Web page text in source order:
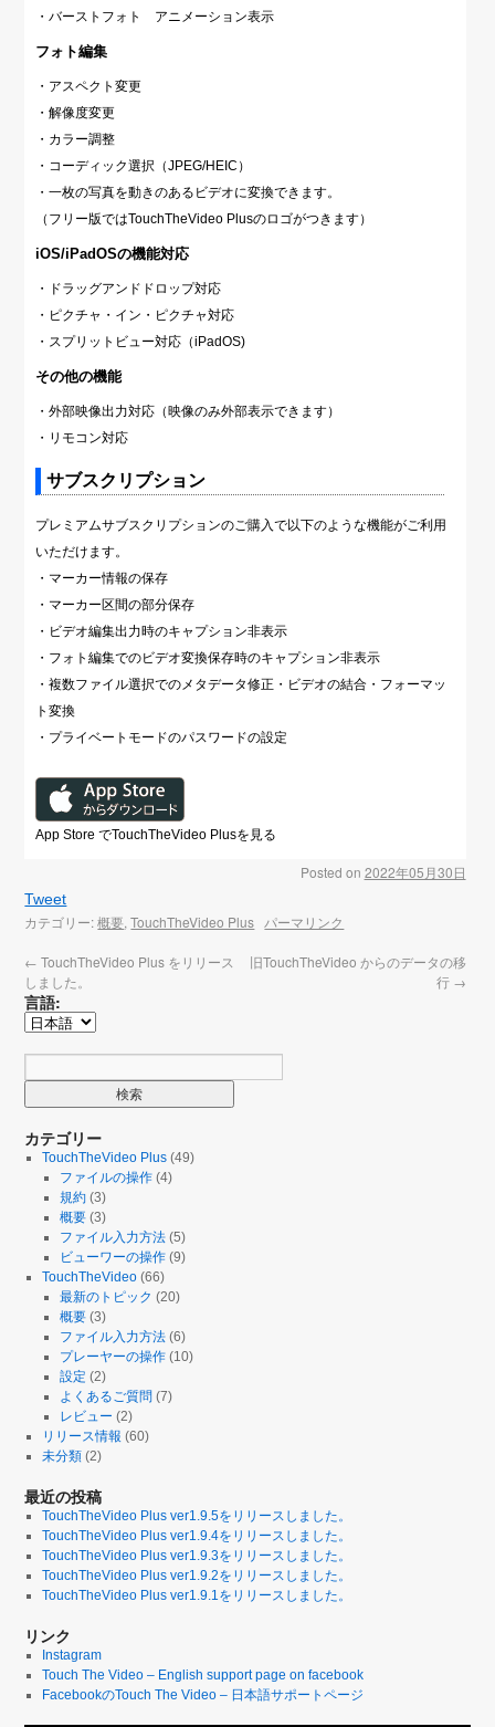
・バーストフォト アニメーション表示
フォト編集
・アスペクト変更
・解像度変更
・カラー調整
・コーディック選択（JPEG/HEIC）
・一枚の写真を動きのあるビデオに変換できます。
（フリー版ではTouchTheVideo Plusのロゴがつきます）
iOS/iPadOSの機能対応
・ドラッグアンドドロップ対応
・ピクチャ・イン・ピクチャ対応
・スプリットビュー対応（iPadOS)
その他の機能
・外部映像出力対応（映像のみ外部表示できます）
・リモコン対応
サブスクリプション
プレミアムサブスクリプションのご購入で以下のような機能がご利用
いただけます。
・マーカー情報の保存
・マーカー区間の部分保存
・ビデオ編集出力時のキャプション非表示
・フォト編集でのビデオ変換保存時のキャプション非表示
・複数ファイル選択でのメタデータ修正・ビデオの結合・フォーマッ
ト変換
・プライベートモードのパスワードの設定
App Store でTouchTheVideo Plusを見る
Posted on 2022年05月30日
Tweet
カテゴリー:概要,TouchTheVideo Plus パーマリンク
← TouchTheVideo Plus をリリース
しました。
旧TouchTheVideo からのデータの移
行 →
言語:
カテゴリー
TouchTheVideo Plus (49)
ファイルの操作(4)
規約(3)
概要(3)
ファイル入力方法(5)
ビューワーの操作(9)
TouchTheVideo (66)
最新のトピック (20)
概要(3)
ファイル入力方法(6)
プレーヤーの操作(10)
設定 (2)
よくあるご質問 (7)
レビュー (2)
リリース情報 (60)
未分類 (2)
最近の投稿
TouchTheVideo Plus ver1.9.5をリリースしました。
TouchTheVideo Plus ver1.9.4をリリースしました。
TouchTheVideo Plus ver1.9.3をリリースしました。
TouchTheVideo Plus ver1.9.2をリリースしました。
TouchTheVideo Plus ver1.9.1をリリースしました。
リンク
Instagram
Touch The Video – English support page on facebook
FacebookのTouch The Video – 日本語サポートページ